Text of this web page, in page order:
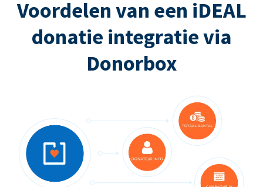
Voordelen van een iDEAL
donatie integratie via
Donorbox